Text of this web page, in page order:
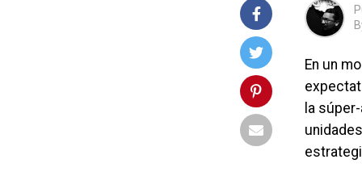
En un
la